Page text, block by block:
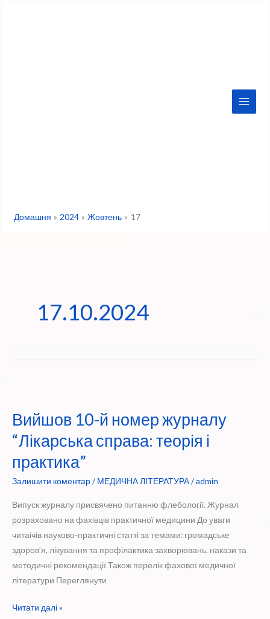
Домашня 2024 Жовтень 17
17.10.2024
Вийшов 10-й номер журналу
“Лікарська справа: теорія і
практика”
Залишити коментар/ МЕДИЧНА ЛІТЕРАТУРА/admin
Випуск журналу присвячено питанню флебології. Журнал
розраховано на фахівців практичної медицини До уваги
читаічів науково-практичні статті за темами: громадське
здоров’я, лікування та профілактика захворювань, накази та
методичні рекомендації Також перелік фахової медичної
літератури Переглянути
Вийшов
Читати далі »